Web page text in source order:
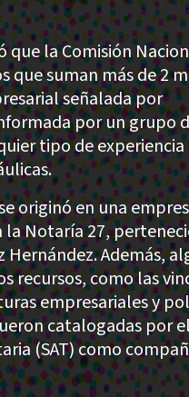
que la Comisión
suman más de 2
señalada por
por un grupo
tipo de
originó en una
la Notaría 27,
Además,
recursos, como las
empresariales y
catalogadas por el
(SAT) como